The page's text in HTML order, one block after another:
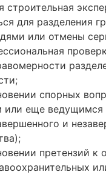
строительная
для разделения
или отмены
спорных
или еще ведущимся
и
претензий к